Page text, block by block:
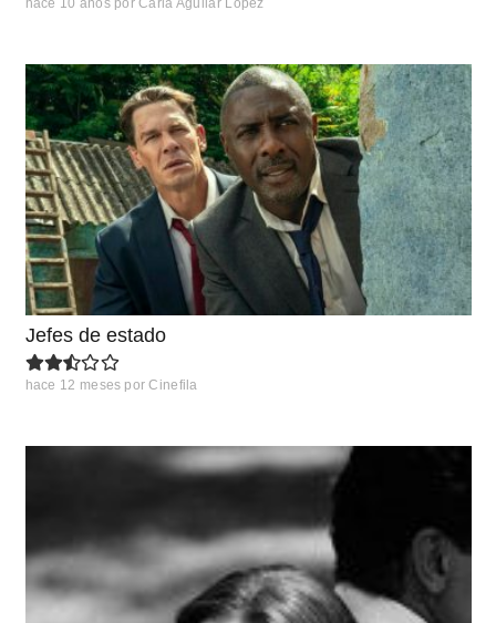
hace 10 años por Carla Aguilar Lopez
Jefes de estado
hace 12 meses por Cinefila